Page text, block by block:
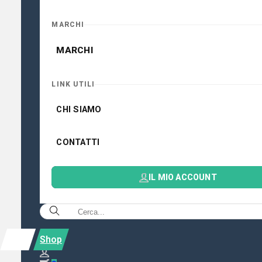
MARCHI
MARCHI
LINK UTILI
CHI SIAMO
CONTATTI
IL MIO ACCOUNT
Shop